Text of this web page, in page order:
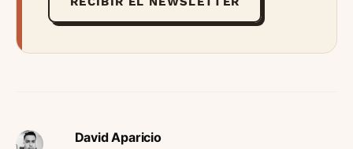
David Aparicio